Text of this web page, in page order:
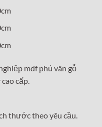
mdf phủ vân gỗ
cấp.
thước theo yêu cầu.